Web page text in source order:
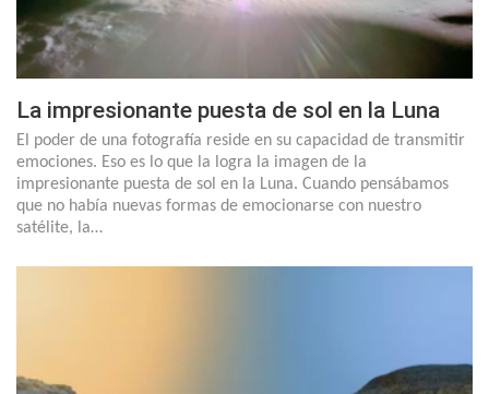
La impresionante puesta de sol en la Luna
El poder de una fotografía reside en su capacidad de transmitir
emociones. Eso es lo que la logra la imagen de la
impresionante puesta de sol en la Luna. Cuando pensábamos
que no había nuevas formas de emocionarse con nuestro
satélite, la…